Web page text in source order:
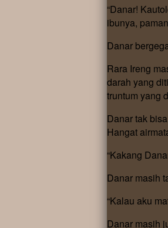
“Danar!
ibunya,
Danar
Rara Ireng
darah yang
truntum yang
Danar tak
Hangat
“Kakang
Danar masih
“Kalau aku
Danar masih